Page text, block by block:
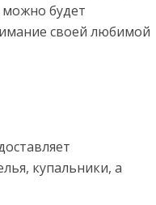
можно будет
своей любимой
купальники, а